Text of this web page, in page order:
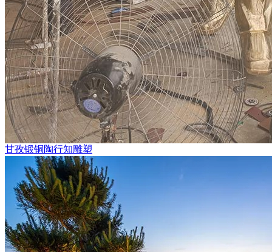
甘孜锻铜陶行知雕塑